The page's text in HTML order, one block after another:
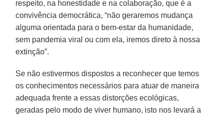
respeito, na honestidade e na colaboração, que é a
convivência democrática, “não geraremos mudança
alguma orientada para o bem-estar da humanidade,
sem pandemia viral ou com ela, iremos direto à nossa
extinção”.
Se não estivermos dispostos a reconhecer que temos
os conhecimentos necessários para atuar de maneira
adequada frente a essas distorções ecológicas,
geradas pelo modo de viver humano, isto nos levará a